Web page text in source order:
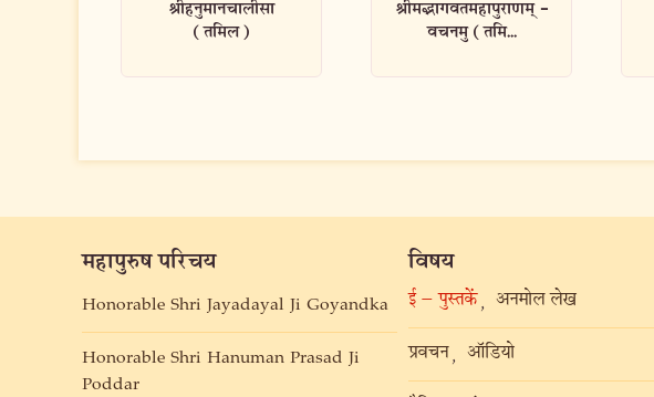
श्रीमद्भागवतमहापुराणम् –
वचनमु (तमि...
श्रीमद्भगवद्गीता पदच्छेद
(तमिल)
महापुरुष परिचय
Honorable Shri Jayadayal Ji Goyandka
Honorable Shri Hanuman Prasad Ji
Poddar
विषय
ई – पुस्तकें , अनमोल लेख
प्रवचन , ऑडियो